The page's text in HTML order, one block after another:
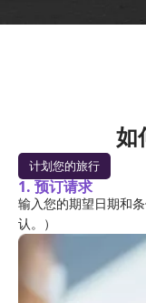
如
计划您的旅行
1. 预订请求
输入您的期望日期和
认。）